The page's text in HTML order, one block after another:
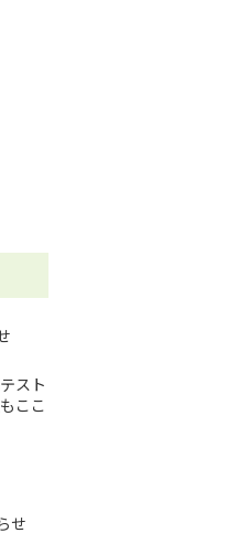
スト
ここ
せ